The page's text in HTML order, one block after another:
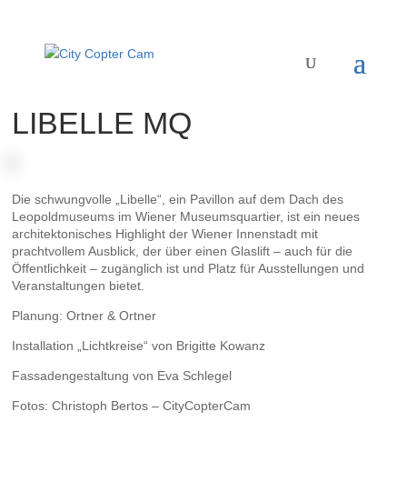
LIBELLE MQ
Die schwungvolle „Libelle“, ein Pavillon auf dem Dach des
Leopoldmuseums im Wiener Museumsquartier, ist ein neues
architektonisches Highlight der Wiener Innenstadt mit
prachtvollem Ausblick, der über einen Glaslift – auch für die
Öffentlichkeit – zugänglich ist und Platz für Ausstellungen und
Veranstaltungen bietet.
Planung: Ortner & Ortner
Installation „Lichtkreise“ von Brigitte Kowanz
Fassadengestaltung von Eva Schlegel
Fotos: Christoph Bertos – CityCopterCam